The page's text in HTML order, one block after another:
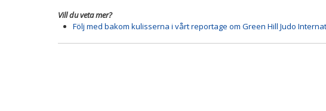
Vill du veta mer?
Följ med bakom kulisserna i vårt reportage om Green Hill Judo